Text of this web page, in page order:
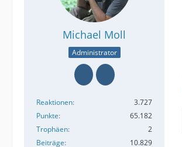
Michael Moll
Administrator
Reaktionen
3.727
Punkte
65.182
Trophäen
2
Beiträge
10.829